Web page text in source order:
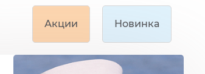
Акции Новинка